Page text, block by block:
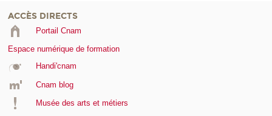
ACCÈS DIRECTS
Portail Cnam
Espace numérique de formation
Handi'cnam
Cnam blog
Musée des arts et métiers